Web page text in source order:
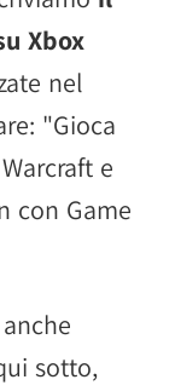
Xbox
nel
"Gioca
e
con Game
sotto,